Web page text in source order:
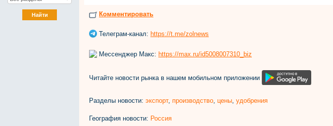
Комментировать
Телеграм-канал: https://t.me/zolnews
Мессенджер Макс: https://max.ru/id5008007310_biz
Читайте новости рынка в нашем мобильном приложении
Разделы новости: экспорт, производство цены удобрения
География новости: Россия